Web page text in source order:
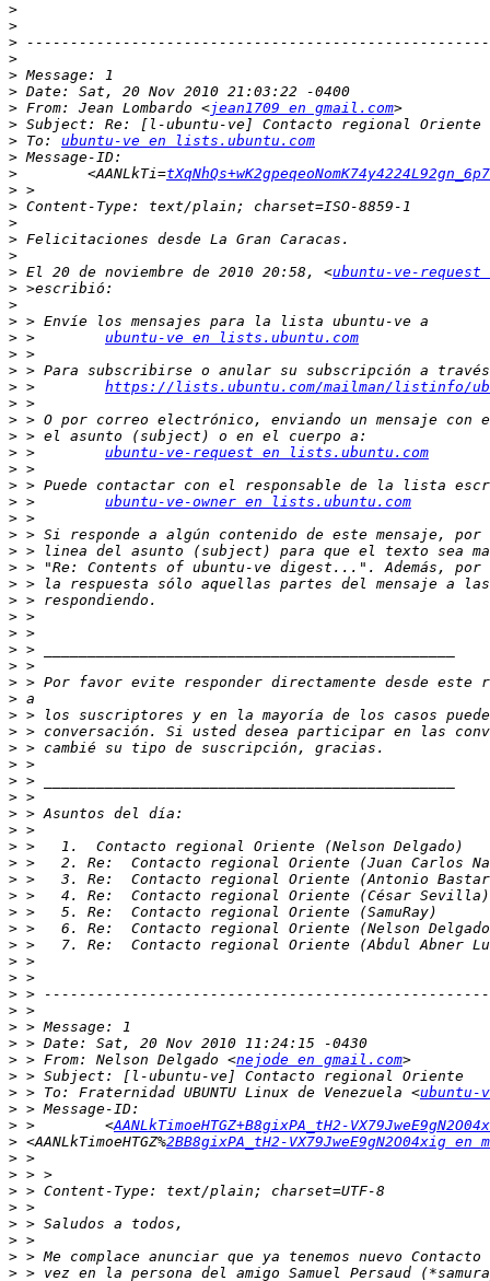
>
>
>
>
>
>
> From: Jean Lombardo <jean1709 en gmail.com
>
> To: ubuntu-ve en lists.ubuntu.com
>
>
        <AANLkTi=
>
>
>
>
>
> El 20 de noviembre de 2010 20:58, <ubuntu-ve-
>
>
>
> > ubuntu-ve en lists.ubuntu.com
>
>
> > https://lists.ubuntu.com/mailman/listinfo/
>
>
>
> > ubuntu-ve-request en lists.ubuntu.com
>
>
> > ubuntu-ve-owner en lists.ubuntu.com
>
>
>
>
>
>
>
>
>
>
>
>
>
>
>
>
>
>
>
>
>
>
>
>
>
>
>
>
>
>
>
>
>
> > From: Nelson Delgado <nejode en gmail.com
>
> > To: Fraternidad UBUNTU Linux de Venezuela <ubuntu-
>
> >        <AANLkTimoeHTGZ+B8gixPA_tH2-
> <AANLkTimoeHTGZ%2BB8gixPA_tH2-VX79JweE9gN2O04xig
>
>
>
>
>
>
>
>